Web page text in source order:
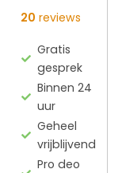
20 reviews
Gratis
gesprek
Binnen 24
uur
Geheel
vrijblijvend
Pro deo